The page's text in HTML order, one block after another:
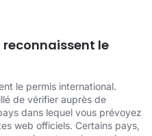
reconnaissent le
le permis international.
de vérifier auprès de
dans lequel vous prévoyez
web officiels. Certains pays,